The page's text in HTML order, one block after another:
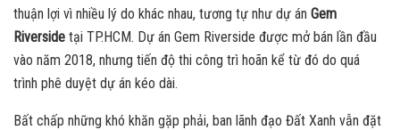
thuận lợi vì nhiều lý do khác nhau, tương tự như dự án Gem
Riverside tại TP.HCM. Dự án Gem Riverside được mở bán lần đầu
vào năm 2018, nhưng tiến độ thi công trì hoãn kể từ đó do quá
trình phê duyệt dự án kéo dài.
Bất chấp những khó khăn gặp phải, ban lãnh đạo Đất Xanh vẫn đặt